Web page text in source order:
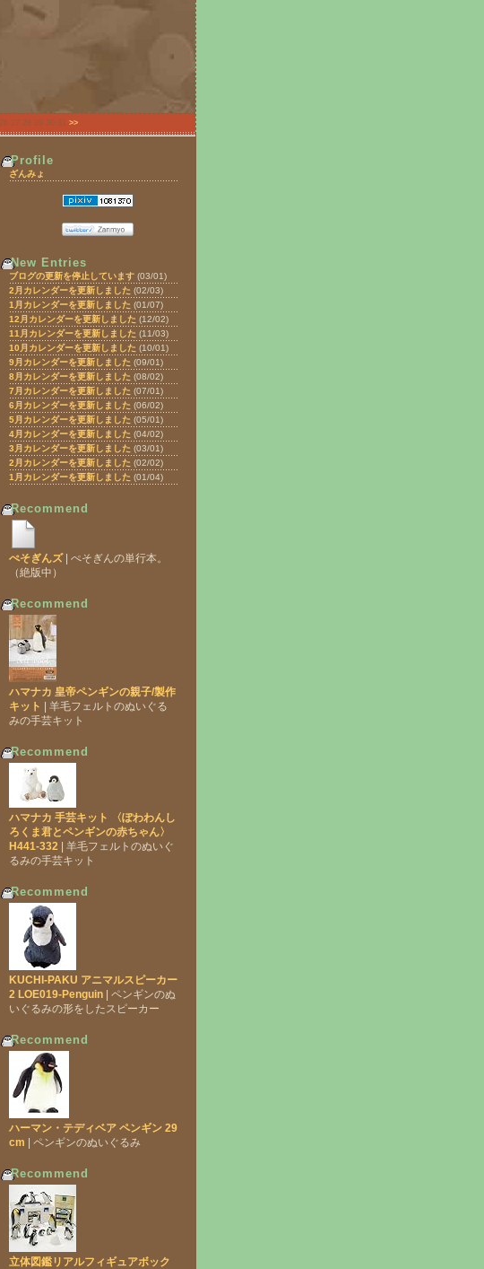
27 28 29 30 31 >>
Profile
ざんみょ
New Entries
ブログの更新を停止しています (03/01)
2月カレンダーを更新しました (02/03)
1月カレンダーを更新しました (01/07)
12月カレンダーを更新しました (12/02)
11月カレンダーを更新しました (11/03)
10月カレンダーを更新しました (10/01)
9月カレンダーを更新しました (09/01)
8月カレンダーを更新しました (08/02)
7月カレンダーを更新しました (07/01)
6月カレンダーを更新しました (06/02)
5月カレンダーを更新しました (05/01)
4月カレンダーを更新しました (04/02)
3月カレンダーを更新しました (03/01)
2月カレンダーを更新しました (02/02)
1月カレンダーを更新しました (01/04)
Recommend
ぺそぎんズ| ぺそぎんの単行本。
（絶版中）
Recommend
ハマナカ 皇帝ペンギンの親子/製作
キット
| 羊毛フェルトのぬいぐる
みの手芸キット
Recommend
ハマナカ 手芸キット 〈ぽわわんし
ろくま君とペンギンの赤ちゃん〉
H441-332 | 羊毛フェルトのぬいぐ
るみの手芸キット
Recommend
KUCHI-PAKU アニマルスピーカー
2 LOE019-Penguin | ペンギンのぬ
いぐるみの形をしたスピーカー
Recommend
ハーマン・テディベア ペンギン 29
cm | ペンギンのぬいぐるみ
Recommend
立体図鑑リアルフィギュアボック